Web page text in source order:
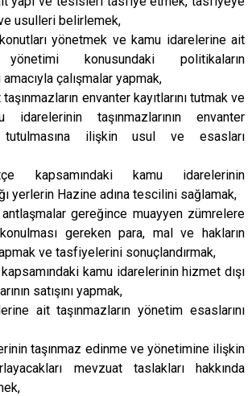
usulleri belirlemek,
yönetmek ve kamu idarelerine ait
yönetimi konusundaki politikaların
çalışmalar yapmak,
envanter kayıtlarını tutmak ve
idarelerinin taşınmazlarının envanter
tutulmasına ilişkin usul ve esasları
kapsamındaki kamu idarelerinin
yerlerin Hazine adına tescilini sağlamak,
gereğince muayyen zümrelere
gereken para, mal ve hakların
ve tasfiyelerini sonuçlandırmak,
kamu idarelerinin hizmet dışı
satışını yapmak,
ait taşınmazların yönetim esaslarını
taşınmaz edinme ve yönetimine ilişkin
mevzuat taslakları hakkında